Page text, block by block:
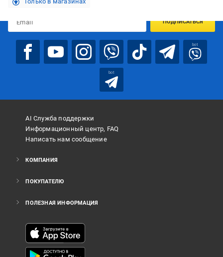
ПОДПИСАТЬСЯ
bot
bot
AI Служба поддержки
Информационный центр, FAQ
Написать нам сообщение
КОМПАНИЯ
ПОКУПАТЕЛЮ
ПОЛЕЗНАЯ ИНФОРМАЦИЯ